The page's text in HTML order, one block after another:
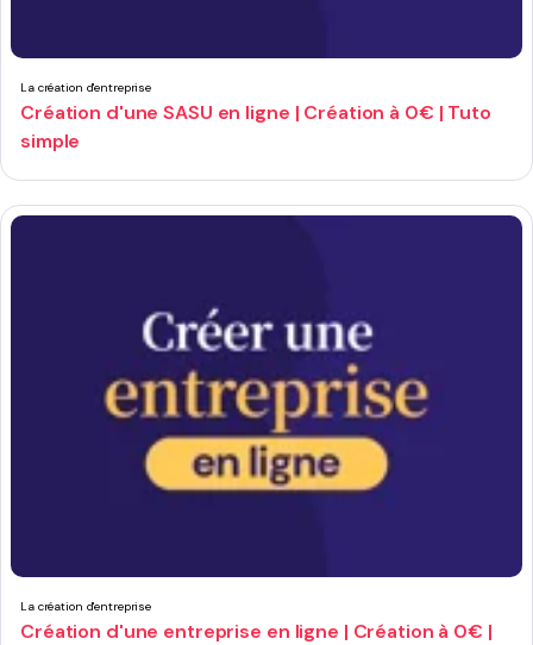
La création d'entreprise
Création d'une SASU en ligne | Création à 0€ | Tuto
simple
La création d'entreprise
Création d'une entreprise en ligne | Création à 0€ |